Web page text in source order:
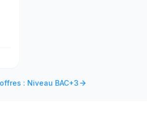
: Niveau BAC+3